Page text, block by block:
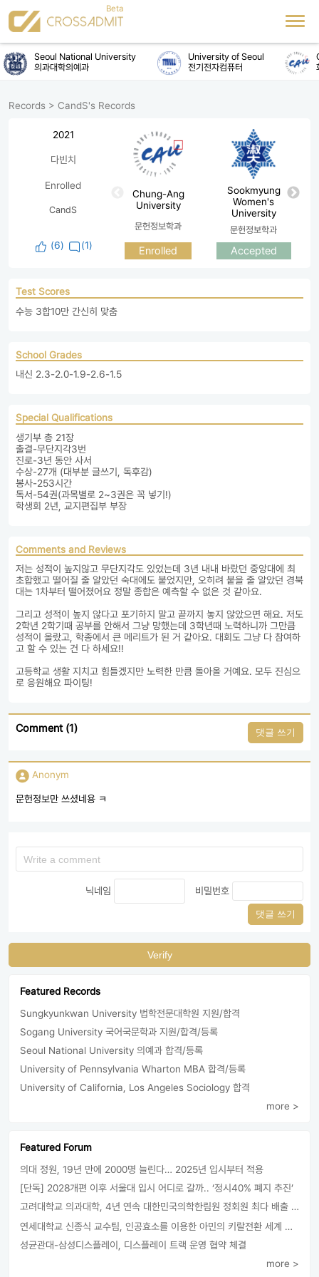
Seoul National University
의과대학의예과
University of Seoul
전기전자컴퓨터
Records > CandS's Records
2021
다빈치
Enrolled
CandS
(6) (1)
Chung-Ang
University
문헌정보학과
Enrolled
Sookmyung
Women's
University
문헌정보학과
Accepted
Test Scores
수능 3합10만 간신히 맞춤
School Grades
내신 2.3-2.0-1.9-2.6-1.5
Special Qualifications
생기부 총 21장
출결-무단지각3번
진로-3년 동안 사서
수상-27개 (대부분 글쓰기, 독후감)
봉사-253시간
독서-54권(과목별로 2~3권은 꼭 넣기!)
학생회 2년, 교지편집부 부장
Comments and Reviews
저는 성적이 높지않고 무단지각도 있었는데 3년 내내 바랐던 중앙대에 최
초합했고 떨어질 줄 알았던 숙대에도 붙었지만, 오히려 붙을 줄 알았던 경북
대는 1차부터 떨어졌어요 정말 종합은 예측할 수 없은 것 같아요.
그리고 성적이 높지 않다고 포기하지 말고 끝까지 놓지 않았으면 해요. 저도
2학년 2학기때 공부를 안해서 그냥 망했는데 3학년때 노력하니까 그만큼
성적이 올랐고, 학종에서 큰 메리트가 된 거 같아요. 대회도 그냥 다 참여하
고 할 수 있는 건 다 하세요!!
고등학교 생활 지치고 힘들겠지만 노력한 만큼 돌아올 거예요. 모두 진심으
로 응원해요 파이팅!
Comment (1) 댓글 쓰기
Anonym
문헌정보만 쓰셨네용 ㅋ
닉네임 비밀번호
댓글 쓰기
Verify
Featured Records
Sungkyunkwan University 법학전문대학원 지원/합격
Sogang University 국어국문학과 지원/합격/등록
Seoul National University 의예과 합격/등록
University of Pennsylvania Wharton MBA 합격/등록
University of California, Los Angeles Sociology 합격
more >
Featured Forum
의대 정원, 19년 만에 2000명 늘린다… 2025년 입시부터 적용
[단독] 2028개편 이후 서울대 입시 어디로 갈까.. ‘정시40% 폐지 추진’
고려대학교 의과대학, 4년 연속 대한민국의학한림원 정회원 최다 배출 外
연세대학교 신종식 교수팀, 인공효소를 이용한 아민의 키랄전환 세계 최초로 성공
성균관대-삼성디스플레이, 디스플레이 트랙 운영 협약 체결
more >